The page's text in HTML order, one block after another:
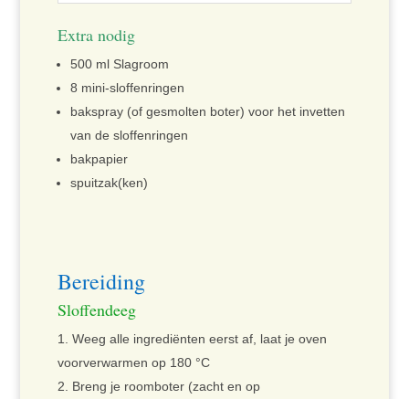
Extra nodig
500 ml Slagroom
8 mini-sloffenringen
bakspray (of gesmolten boter) voor het invetten
van de sloffenringen
bakpapier
spuitzak(ken)
Bereiding
Sloffendeeg
Weeg alle ingrediënten eerst af, laat je oven
voorverwarmen op 180 °C
Breng je roomboter (zacht en op